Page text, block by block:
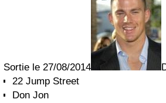
Sortie le 27/08/2014
22 Jump Street
Don Jon